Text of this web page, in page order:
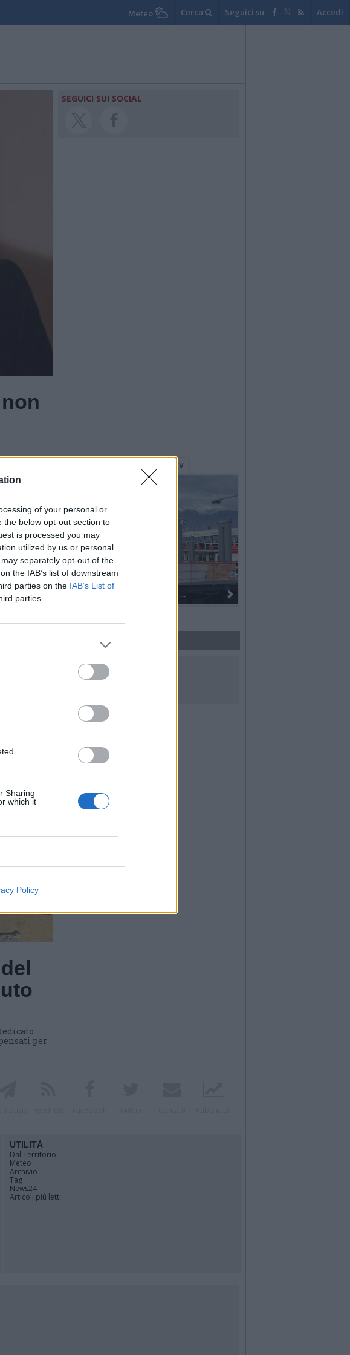
of your personal or
the below opt-out section to
is processed you may
utilized by us or personal
separately opt-out of the
the IAB’s list of downstream
parties on the IAB’s List of
parties.
Sharing
which it
Policy
Meteo Cerca Seguici su Accedi
SEGUICI SUI SOCIAL
WebTV
Dall’oro alla fiaccola: ...
per
SEGUICI SUI SOCIAL
UTILITÀ
Dal Territorio
Meteo
Archivio
Tag
News24
Articoli più letti